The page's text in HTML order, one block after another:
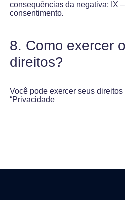
consequências da negativa; IX
consentimento.
8. Como exercer
direitos?
Você pode exercer seus
“Privacidade